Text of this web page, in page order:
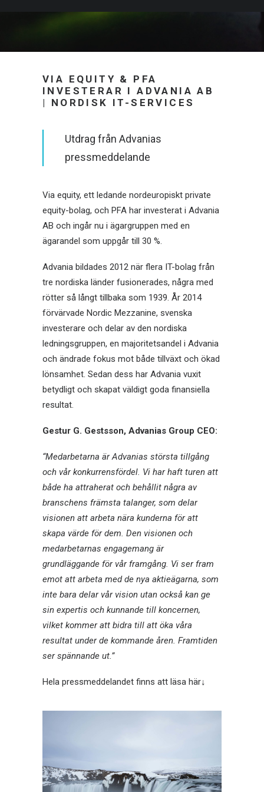
VIA EQUITY & PFA
INVESTERAR I ADVANIA AB
| NORDISK IT-SERVICES
Utdrag från Advanias
pressmeddelande
Via equity, ett ledande nordeuropiskt private
equity-bolag, och PFA har investerat i Advania
AB och ingår nu i ägargruppen med en
ägarandel som uppgår till 30 %.
Advania bildades 2012 när flera IT-bolag från
tre nordiska länder fusionerades, några med
rötter så långt tillbaka som 1939. År 2014
förvärvade Nordic Mezzanine, svenska
investerare och delar av den nordiska
ledningsgruppen, en majoritetsandel i Advania
och ändrade fokus mot både tillväxt och ökad
lönsamhet. Sedan dess har Advania vuxit
betydligt och skapat väldigt goda finansiella
resultat.
Gestur G. Gestsson, Advanias Group CEO:
“Medarbetarna är Advanias största tillgång
och vår konkurrensfördel. Vi har haft turen att
både ha attraherat och behållit några av
branschens främsta talanger, som delar
visionen att arbeta nära kunderna för att
skapa värde för dem. Den visionen och
medarbetarnas engagemang är
grundläggande för vår framgång. Vi ser fram
emot att arbeta med de nya aktieägarna, som
inte bara delar vår vision utan också kan ge
sin expertis och kunnande till koncernen,
vilket kommer att bidra till att öka våra
resultat under de kommande åren. Framtiden
ser spännande ut.”
Hela pressmeddelandet finns att läsa här↓